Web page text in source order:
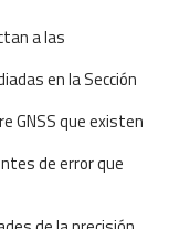
a las
en la Sección
GNSS que existen
de error que